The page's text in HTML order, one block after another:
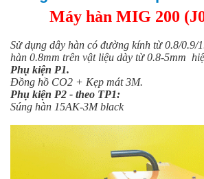
Máy hàn MIG 200
Sử dụng dây hàn có đường kính từ 0.8/0.9/
hàn 0.8mm trên vật liệu dày từ 0.8-5mm
Phụ kiện P1.
Đồng hồ CO2 + Kẹp mát 3M.
Phụ kiện P2 - theo TP1:
Súng hàn 15AK-3M black